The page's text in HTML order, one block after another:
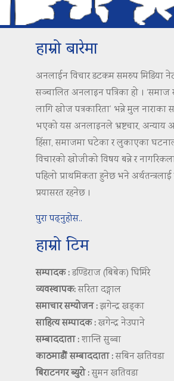
हाम्रो बारेमा
अनलाईन विचार डटकम समरुप मिडिया
सञ्चालित अनलाइन पत्रिका हो । ‘समाज
लागि खोज पत्रकारिता’ भन्ने मुल नाराका
भएको यस अनलाइनले भ्रष्टचार, अन्याय
हिंसा, समाजमा घटेका र लुकाएका
विचारको खोजीको विषय बन्ने र
पहिलो प्राथमिकता हुनेछ भने
प्रयासरत रहनेछ ।
पुरा पढ्नुहोस..
हाम्रो टिम
सम्पादक :डण्डिराज (बिबेक) घिमिरे
व्यवस्थापक:सरिता दङ्गाल
समाचार सम्योजन :झगेन्द्र खड्का
साहित्य सम्पादक :खगेन्द्र नेउपाने
सम्बाददाता :शान्ति सुब्बा
काठमाडौं सम्बाददाता :सबिन खतिवडा
बिराटनगर ब्युरो :सुमन खतिवडा